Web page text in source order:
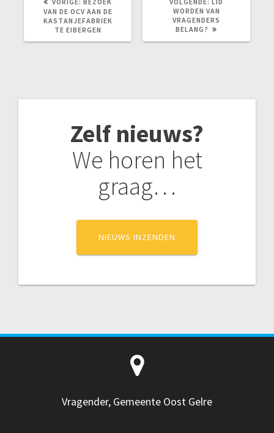
BERICHT:
VAN DE OCV AAN DE
KASTANJEFABRIEK
TE EIBERGEN
BERICHT:
WORDEN VAN
VRAGENDERS
BELANG?
Zelf nieuws?
We horen het
graag…
NIEUWS INZENDEN
Vragender, Gemeente Oost Gelre